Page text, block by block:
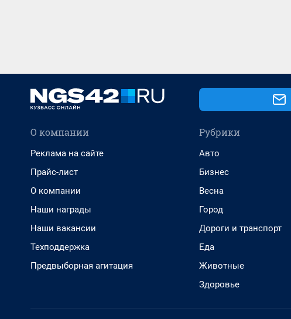
О компании
Реклама на сайте
Прайс-лист
О компании
Наши награды
Наши вакансии
Техподдержка
Предвыборная агитация
Рубрики
Авто
Бизнес
Весна
Город
Дороги и транспорт
Еда
Животные
Здоровье